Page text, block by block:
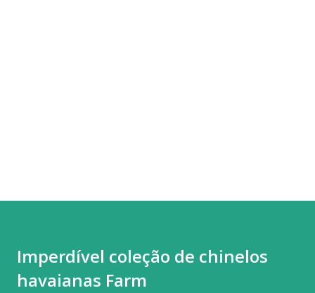
Imperdível coleção de chinelos
havaianas Farm